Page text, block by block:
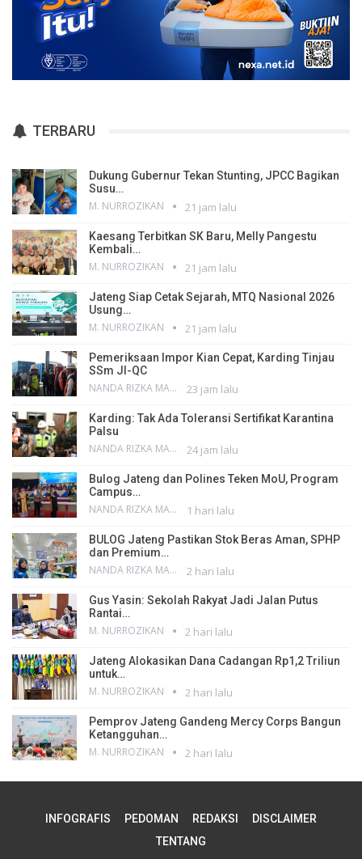
TERBARU
Dukung Gubernur Tekan Stunting, JPCC Bagikan
Susu…
M. NURROZIKAN 21 jam lalu
Kaesang Terbitkan SK Baru, Melly Pangestu
Kembali…
M. NURROZIKAN 21 jam lalu
Jateng Siap Cetak Sejarah, MTQ Nasional 2026
Usung…
M. NURROZIKAN 21 jam lalu
Pemeriksaan Impor Kian Cepat, Karding Tinjau
SSm JI-QC
NANDA RIZKA MAHENDRA 23 jam lalu
Karding: Tak Ada Toleransi Sertifikat Karantina
Palsu
NANDA RIZKA MAHENDRA 24 jam lalu
Bulog Jateng dan Polines Teken MoU, Program
Campus…
NANDA RIZKA MAHENDRA 1 hari lalu
BULOG Jateng Pastikan Stok Beras Aman, SPHP
dan Premium…
NANDA RIZKA MAHENDRA 2 hari lalu
Gus Yasin: Sekolah Rakyat Jadi Jalan Putus
Rantai…
M. NURROZIKAN 2 hari lalu
Jateng Alokasikan Dana Cadangan Rp1,2 Triliun
untuk…
M. NURROZIKAN 2 hari lalu
Pemprov Jateng Gandeng Mercy Corps Bangun
Ketangguhan…
M. NURROZIKAN 2 hari lalu
INFOGRAFIS PEDOMAN REDAKSI
DISCLAIMER
TENTANG